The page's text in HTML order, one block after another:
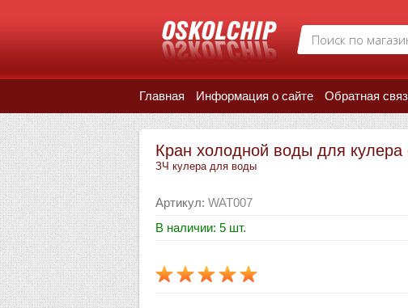
Главная Информация о сайте Обратная
Кран холодной воды для кулера
ЗЧ кулера для воды
Артикул: WAT007
В наличии: 5 шт.